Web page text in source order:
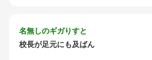
名無しのギガりすと
校長が足元にも及ばん